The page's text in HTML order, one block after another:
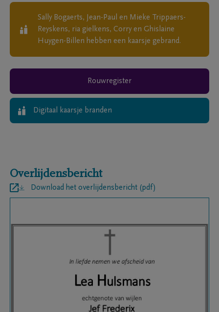
Sally Bogaerts, Jean-Paul en Mieke Trippaers-
Reyskens, ria gielkens, Corry en Ghislaine
Huygen-Billen hebben een kaarsje gebrand.
Rouwregister
Digitaal kaarsje branden
Overlijdensbericht
Download het overlijdensbericht (pdf)